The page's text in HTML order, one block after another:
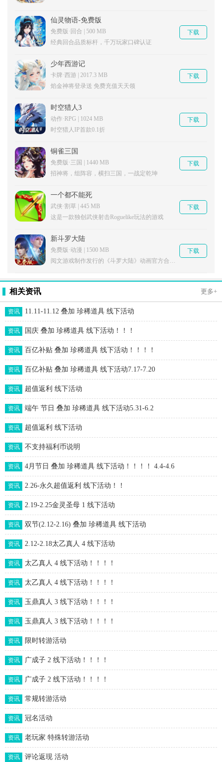
仙灵物语-免费版
免费版·回合 | 500 MB
经典回合品质标杆，千万玩家口碑认证
下载
少年西游记
卡牌·西游 | 2017.3 MB
焰金神将登录送 免费充值天天领
下载
时空猎人3
动作·RPG | 1024 MB
时空猎人IP首款0.1折
下载
铜雀三国
免费版·三国 | 1440 MB
招神将，组阵容，横扫三国，一战定乾坤
下载
一个都不能死
武侠·割草 | 445 MB
这是一款独创武侠射击Roguelike玩法的游戏
下载
新斗罗大陆
免费版·动漫 | 1500 MB
下载
相关资讯 更多+
资讯 11.11-11.12 叠加 珍稀道具 线下活动
资讯 国庆 叠加 珍稀道具 线下活动！！！
资讯 百亿补贴 叠加 珍稀道具 线下活动！！！！
资讯 百亿补贴 叠加 珍稀道具 线下活动7.17-7.20
资讯 超值返利 线下活动
资讯 端午 节日 叠加 珍稀道具 线下活动5.31-6.2
资讯 超值返利 线下活动
资讯 不支持福利币说明
资讯 4月节日 叠加 珍稀道具 线下活动！！！！ 4.4-4.6
资讯 2.26-永久超值返利 线下活动！！
资讯 2.19-2.25金灵圣母 1 线下活动
资讯 双节(2.12-2.16) 叠加 珍稀道具 线下活动
资讯 2.12-2.18太乙真人 4 线下活动
资讯 太乙真人 4 线下活动！！！！
资讯 太乙真人 4 线下活动！！！！
资讯 玉鼎真人 3 线下活动！！！！
资讯 玉鼎真人 3 线下活动！！！！
资讯 限时转游活动
资讯 广成子 2 线下活动！！！！
资讯 广成子 2 线下活动！！！！
资讯 常规转游活动
资讯 冠名活动
资讯 老玩家 特殊转游活动
资讯 评论返现 活动